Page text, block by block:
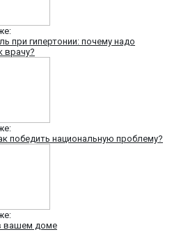
при гипертонии: почему надо
врачу?
победить национальную проблему?
вашем доме